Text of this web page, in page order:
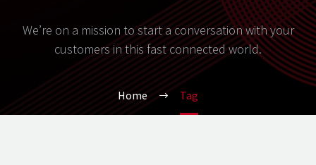
We’re on a mission to start a conversation with your
customers in this fast connected world.
Home Tag